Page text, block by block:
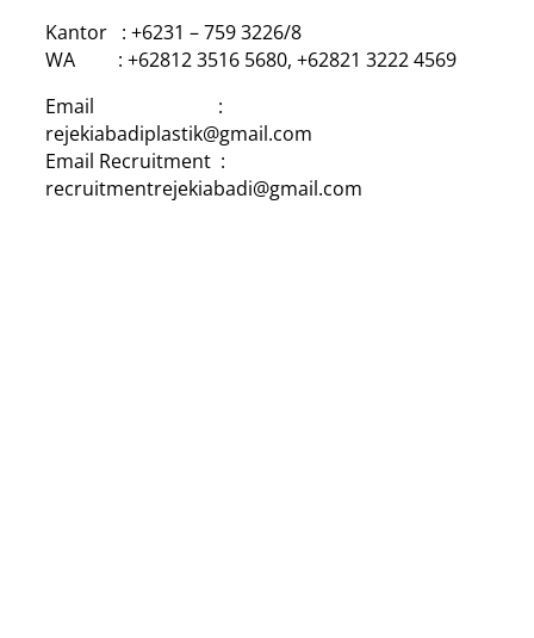
Kantor : +6231 – 759 3226/8
WA : +62812 3516 5680, +62821 3222 4569
Email :
rejekiabadiplastik@gmail.com
Email Recruitment :
recruitmentrejekiabadi@gmail.com